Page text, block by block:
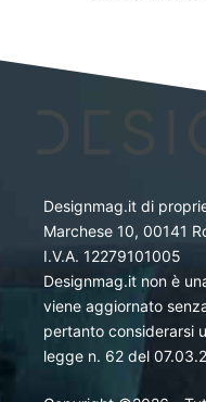
Designmag.it di
Marchese 10, 00141
I.V.A. 12279101005
Designmag.it non è
viene aggiornato
pertanto considerarsi
legge n. 62 del